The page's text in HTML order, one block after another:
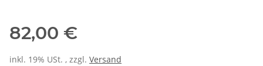
82,00 €
inkl. 19% USt. , zzgl. Versand